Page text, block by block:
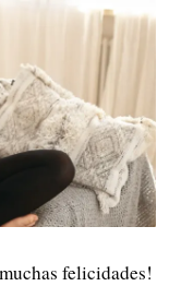
felicidades!